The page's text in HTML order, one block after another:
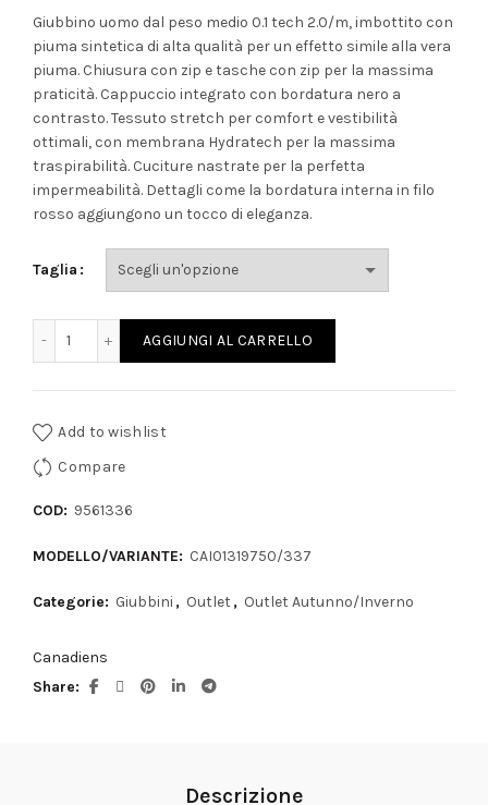
prezzo
originale
era:
449,00€.
prezzo
attuale
è:
270,00€.
Giubbino uomo dal peso medio 0.1 tech 2.0/m, imbottito con
piuma sintetica di alta qualità per un effetto simile alla vera
piuma. Chiusura con zip e tasche con zip per la massima
praticità. Cappuccio integrato con bordatura nero a
contrasto. Tessuto stretch per comfort e vestibilità
ottimali, con membrana Hydratech per la massima
traspirabilità. Cuciture nastrate per la perfetta
impermeabilità. Dettagli come la bordatura interna in filo
rosso aggiungono un tocco di eleganza.
Taglia
AGGIUNGI AL CARRELLO
Add to wishlist
Compare
COD: 9561336
MODELLO/VARIANTE: CAI01319750/337
Categorie: Giubbini , Outlet, Outlet Autunno/Inverno
Canadiens
Share
Descrizione